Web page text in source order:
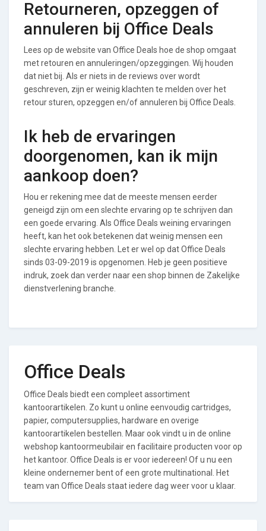
Retourneren, opzeggen of
annuleren bij Office Deals
Lees op de website van Office Deals hoe de shop omgaat
met retouren en annuleringen/opzeggingen. Wij houden
dat niet bij. Als er niets in de reviews over wordt
geschreven, zijn er weinig klachten te melden over het
retour sturen, opzeggen en/of annuleren bij Office Deals.
Ik heb de ervaringen
doorgenomen, kan ik mijn
aankoop doen?
Hou er rekening mee dat de meeste mensen eerder
geneigd zijn om een slechte ervaring op te schrijven dan
een goede ervaring. Als Office Deals weining ervaringen
heeft, kan het ook betekenen dat weinig mensen een
slechte ervaring hebben. Let er wel op dat Office Deals
sinds 03-09-2019 is opgenomen. Heb je geen positieve
indruk, zoek dan verder naar een shop binnen de Zakelijke
dienstverlening branche.
Office Deals
Office Deals biedt een compleet assortiment
kantoorartikelen. Zo kunt u online eenvoudig cartridges,
papier, computersupplies, hardware en overige
kantoorartikelen bestellen. Maar ook vindt u in de online
webshop kantoormeubilair en facilitaire producten voor op
het kantoor. Office Deals is er voor iedereen! Of u nu een
kleine ondernemer bent of een grote multinational. Het
team van Office Deals staat iedere dag weer voor u klaar.